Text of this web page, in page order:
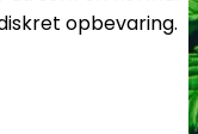
opbevaring.